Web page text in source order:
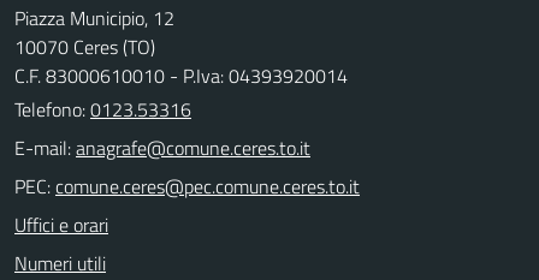
Piazza Municipio, 12
10070 Ceres (TO)
C.F. 83000610010 - P.Iva: 04393920014
Telefono:0123.53316
E-mail:
PEC:
Uffici e orari
Numeri utili